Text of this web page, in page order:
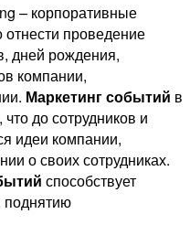
– корпоративные
проведение
дней рождения,
компании,
Маркетинг событий в
до сотрудников и
идеи компании,
о своих сотрудниках.
способствует
поднятию